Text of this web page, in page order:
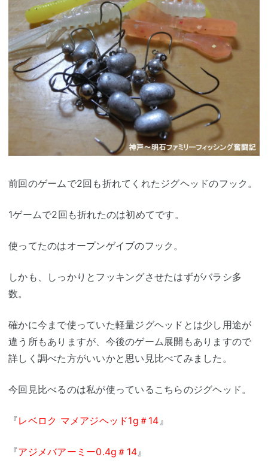
前回のゲームで2回も折れてくれたジグヘッドのフック。
1ゲームで2回も折れたのは初めてです。
使ってたのはオープンゲイブのフック。
しかも、しっかりとフッキングさせたはずがバラシ多
数。
確かに今まで使っていた軽量ジグヘッドとは少し用途が
違う所もありますが、今後のゲーム展開もありますので
詳しく調べた方がいいかと思い見比べてみました。
今回見比べるのは私が使っているこちらのジグヘッド。
『レベロク マメアジヘッド1g＃14』
『アジメバアーミー0.4g＃14』